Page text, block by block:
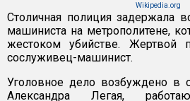
Wikipedia.org
Столичная полиция задержала
машиниста на метрополитене,
жестоком убийстве. Жертвой
сослуживец-машинист.
Уголовное дело возбуждено в
Александра Легая,